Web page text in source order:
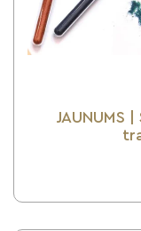
JAUNUMS